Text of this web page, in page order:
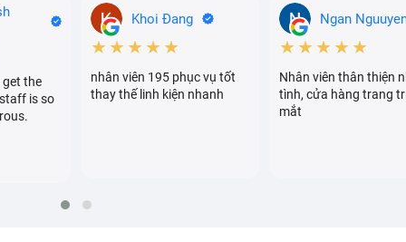
hiệu uy tín, được nhiều khách hàng tin tưởng
mà cơ sở sửa chữa sử dụng để thay thế cho bạn để tránh
the
is so
Khoi Đang
★★★★★
nhân viên 195 phục vụ tốt
thay thế linh kiện nhanh
Ngan
★★★★★
Nhân viên thân thiện
tình, cửa hàng trang
mắt